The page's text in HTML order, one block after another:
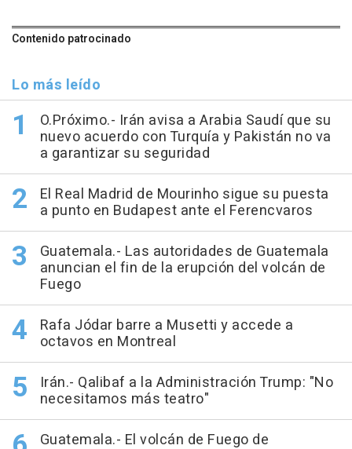
Contenido patrocinado
Lo más leído
O.Próximo.- Irán avisa a Arabia Saudí que su
nuevo acuerdo con Turquía y Pakistán no va
a garantizar su seguridad
El Real Madrid de Mourinho sigue su puesta
a punto en Budapest ante el Ferencvaros
Guatemala.- Las autoridades de Guatemala
anuncian el fin de la erupción del volcán de
Fuego
Rafa Jódar barre a Musetti y accede a
octavos en Montreal
Irán.- Qalibaf a la Administración Trump: "No
necesitamos más teatro"
Guatemala.- El volcán de Fuego de